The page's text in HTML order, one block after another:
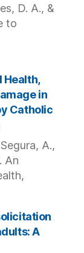
D. A., &
to
Health,
in
Catholic
A.,
An
A